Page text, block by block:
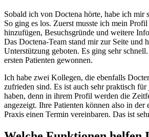
Sobald ich von Doctena hörte, habe ich mir
So ging es los. Zuerst musste ich mein
hinzufügen, Besuchsgründe und weitere
Das Doctena-Team stand mir zur Seite und
Unterstützung geboten. Es ging sehr
ersten Patienten gewonnen.
Ich habe zwei Kollegen, die ebenfalls
zufrieden sind. Es ist auch sehr praktisch
haben, denn in ihrem Profil werden die
angezeigt. Ihre Patienten können also in der
Praxis einen Termin vereinbaren. Das ist